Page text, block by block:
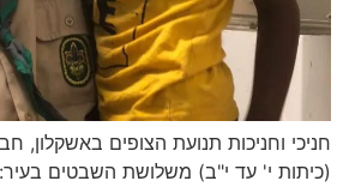
חניכי וחניכות תנועת הצופים באשקלון,
(כיתות י' עד י"ב) משלושת השבטים